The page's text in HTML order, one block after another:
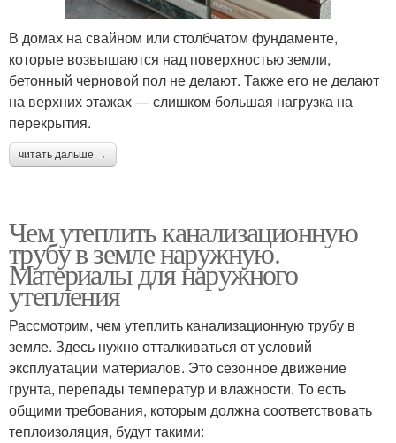
В домах на свайном или столбчатом фундаменте,
которые возвышаются над поверхностью земли,
бетонный черновой пол не делают. Также его не делают
на верхних этажах — слишком большая нагрузка на
перекрытия.
читать дальше →
Чем утеплить канализационную
трубу в земле наружную.
Материалы для наружного
утепления
Рассмотрим, чем утеплить канализационную трубу в
земле. Здесь нужно отталкиваться от условий
эксплуатации материалов. Это сезонное движение
грунта, перепады температур и влажности. То есть
общими требования, которым должна соответствовать
теплоизоляция, будут такими: